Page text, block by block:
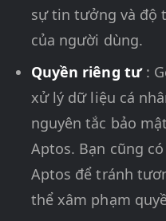
sự tin tưởng và độ
của người dùng.
Quyền riêng tư :
xử lý dữ liệu cá
nguyên tắc bảo
Aptos. Bạn cũng
Aptos để tránh
thể xâm phạm